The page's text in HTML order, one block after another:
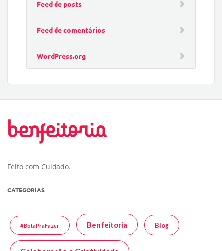
Feed de posts
Feed de comentários
WordPress.org
Feito com Cuidado.
CATEGORIAS
#BotaPraFazer Benfeitoria Blog